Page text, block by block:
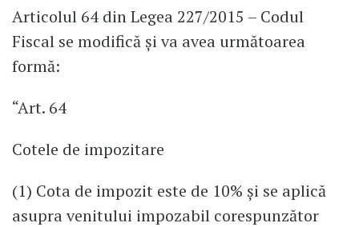
Articolul 64 din Legea 227/2015 – Codul
Fiscal se modifică şi va avea următoarea
formă:
“Art. 64
Cotele de impozitare
(1) Cota de impozit este de 10% şi se aplică
asupra venitului impozabil corespunzător